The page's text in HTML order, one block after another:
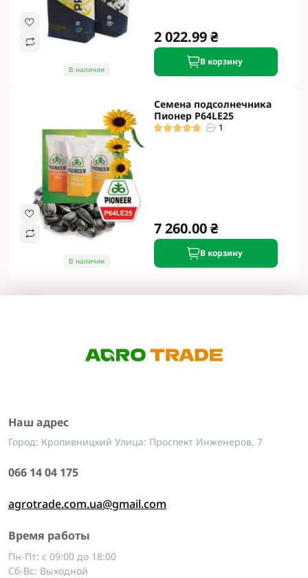
В наличии
2 022.99 ₴
В корзину
В наличии
Семена подсолнечника
Пионер P64LE25
1
7 260.00 ₴
В корзину
Наш адрес
Город: Кропивницкий Улица: Проспект Инженеров, 7
066 14 04 175
agrotrade.com.ua@gmail.com
Время работы
Пн-Пт: с 09:00 до 18:00
Сб-Вс: Выходной